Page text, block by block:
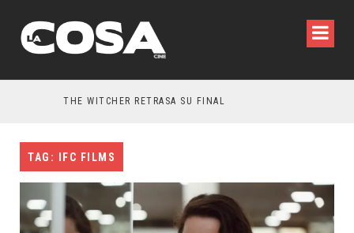
THE WITCHER RETRASA SU FINAL
TAG: IFC FILMS